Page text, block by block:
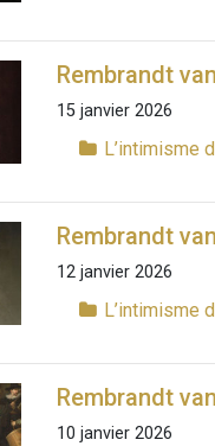
Rembrandt
15 janvier 2026
L’intimisme
Rembrandt
12 janvier 2026
L’intimisme
Rembrandt
10 janvier 2026